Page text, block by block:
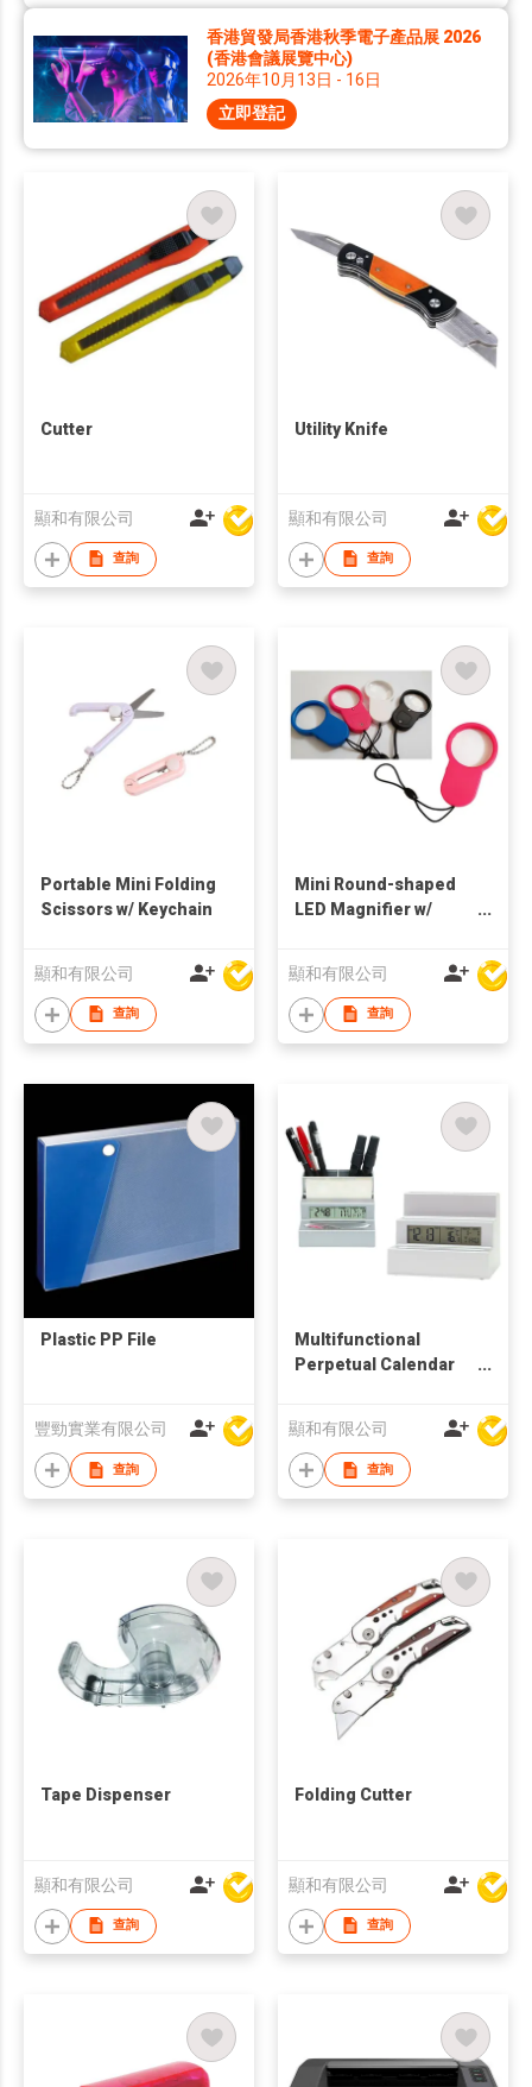
香港貿發局香港秋季電子產品展 2026
(香港會議展覽中心)
2026年10月13日 - 16日
立即登記
Cutter
顯和有限公司
查詢
Utility Knife
顯和有限公司
查詢
Portable Mini Folding
Scissors w/ Keychain
顯和有限公司
查詢
Mini Round-shaped
LED Magnifier w/
顯和有限公司
查詢
Plastic PP File
豐勁實業有限公司
查詢
Multifunctional
Perpetual Calendar
顯和有限公司
查詢
Tape Dispenser
顯和有限公司
查詢
Folding Cutter
顯和有限公司
查詢